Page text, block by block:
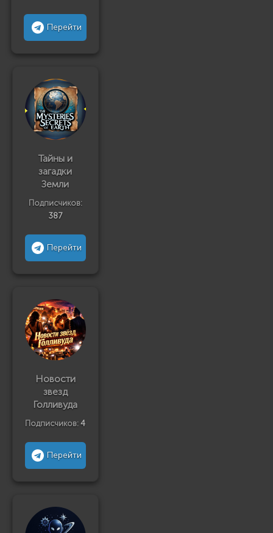
Перейти
Тайны и
загадки
Земли
Подписчиков:
387
Перейти
Новости
звезд
Голливуда
Подписчиков:4
Перейти